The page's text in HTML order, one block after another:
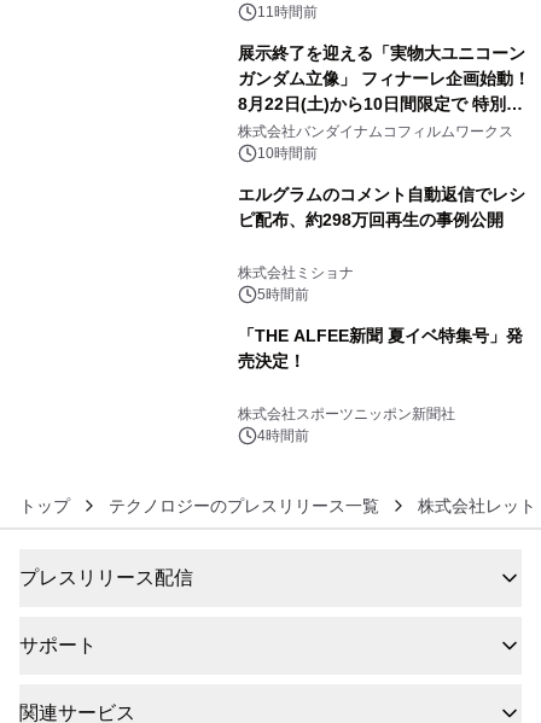
ン。11時間前
展示終了を迎える「実物大ユニコーン
ガンダム立像」 フィナーレ企画始動！
8月22日(土)から10日間限定で 特別映
像『UNICORN GUNDAM Statue ―
BEYOND POSSIBILITY ―』を上映！
株式会社バンダイナムコフィルムワークス
10時間前
エルグラムのコメント自動返信でレシ
ピ配布、約298万回再生の事例公開
株式会社ミショナ
5時間前
「THE ALFEE新聞 夏イベ特集号」発
売決定！
株式会社スポーツニッポン新聞社
4時間前
トップ テクノロジーのプレスリリース一覧 株式会社レット
プレスリリース配信
サポート
関連サービス